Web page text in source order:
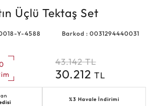
Üçlü Tektaş Set
Y-4588 Barkod : 0031294440031
43.142 TL
30.212 TL
%3 Havale İndirimi